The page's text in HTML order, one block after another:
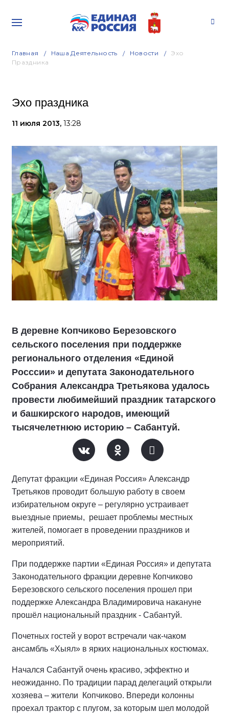
Главная Наша Деятельность Новости
Эхо
Праздника
Эхо праздника
11 июля 2013, 13:28
В деревне Копчиково Березовского
сельского поселения при поддержке
регионального отделения «Единой
Росссии» и депутата Законодательного
Собрания Александра Третьякова удалось
провести любимейший праздник татарского
и башкирского народов, имеющий
тысячелетнюю историю – Сабантуй.
Депутат фракции «Единая Россия» Александр
Третьяков проводит большую работу в своем
избирательном округе – регулярно устраивает
выездные приемы, решает проблемы местных
жителей, помогает в проведении праздников и
мероприятий.
При поддержке партии «Единая Россия» и депутата
Законодательного фракции деревне Копчиково
Березовского сельского поселения прошел при
поддержке Александра Владимировича накануне
прошёл национальный праздник - Сабантуй.
Почетных гостей у ворот встречали чак-чаком
ансамбль «Хыял» в ярких национальных костюмах.
Начался Сабантуй очень красиво, эффектно и
неожиданно. По традиции парад делегаций открыли
хозяева – жители Копчиково. Впереди колонны
проехал трактор с плугом, за которым шел молодой